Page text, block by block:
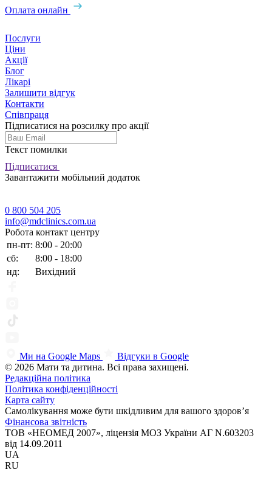
Оплата онлайн
Послуги
Ціни
Акції
Блог
Лікарі
Залишити відгук
Контакти
Співпраця
Підписатися на розсилку про акції
Текст помилки
Підписатися
Завантажити мобільний додаток
0 800 504 205
info@mdclinics.com.ua
Робота контакт центру
пн-пт: 8:00 - 20:00
сб:
8:00 - 18:00
нд:
Вихідний
Ми на Google Maps
Відгуки в Google
© 2026 Мати та дитина. Всі права захищені.
Редакційна політика
Політика конфіденційності
Карта сайту
Самолікування може бути шкідливим для вашого здоров’я
Фінансова звітність
ТОВ «НЕОМЕД 2007», ліцензія МОЗ України АГ N.603203
від 14.09.2011
UA
RU